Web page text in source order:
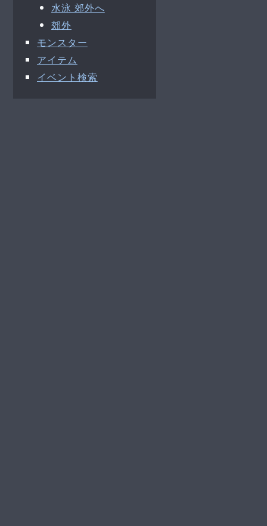
水泳 郊外へ
郊外
モンスター
アイテム
イベント検索